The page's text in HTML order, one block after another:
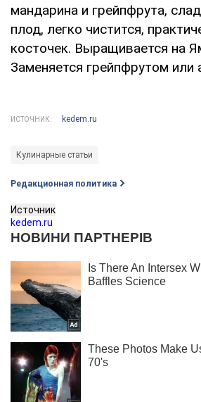
мандарина и грейпфрута,
плод, легко чистится,
косточек. Выращивается на
Заменяется грейпфрутом или
ИСТОЧНИК: kedem.ru
Кулинарные статьи
Редакционная политика
Источник
kedem.ru